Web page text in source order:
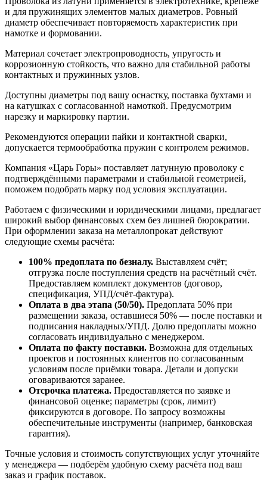
и для пружинящих элементов малых диаметров. Ровный
диаметр обеспечивает повторяемость характеристик при
намотке и формовании.
Материал сочетает электропроводность, упругость и
коррозионную стойкость, что важно для стабильной работы
контактных и пружинных узлов.
Доступны диаметры под вашу оснастку, поставка бухтами и
на катушках с согласованной намоткой. Предусмотрим
нарезку и маркировку партии.
Рекомендуются операции пайки и контактной сварки,
допускается термообработка пружин с контролем режимов.
Компания «Царь Горы» поставляет латунную проволоку с
подтверждёнными параметрами и стабильной геометрией,
поможем подобрать марку под условия эксплуатации.
Работаем с физическими и юридическими лицами, предлагает
широкий выбор финансовых схем без лишней бюрократии.
При оформлении заказа на металлопрокат действуют
следующие схемы расчёта:
100% предоплата по безналу. Выставляем счёт;
отгрузка после поступления средств на расчётный счёт.
Предоставляем комплект документов (договор,
спецификация, УПД/счёт-фактура).
Оплата в два этапа (50/50). Предоплата 50% при
размещении заказа, оставшиеся 50% — после поставки и
подписания накладных/УПД. Долю предоплаты можно
согласовать индивидуально с менеджером.
Оплата по факту поставки. Возможна для отдельных
проектов и постоянных клиентов по согласованным
условиям после приёмки товара. Детали и допуски
оговариваются заранее.
Отсрочка платежа. Предоставляется по заявке и
финансовой оценке; параметры (срок, лимит)
фиксируются в договоре. По запросу возможны
обеспечительные инструменты (например, банковская
гарантия).
Точные условия и стоимость сопутствующих услуг уточняйте
у менеджера — подберём удобную схему расчёта под ваш
заказ и график поставок.